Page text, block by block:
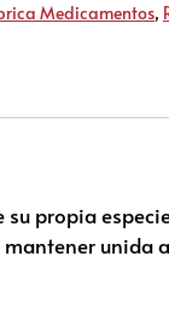
Medicamentos,
propia
unida